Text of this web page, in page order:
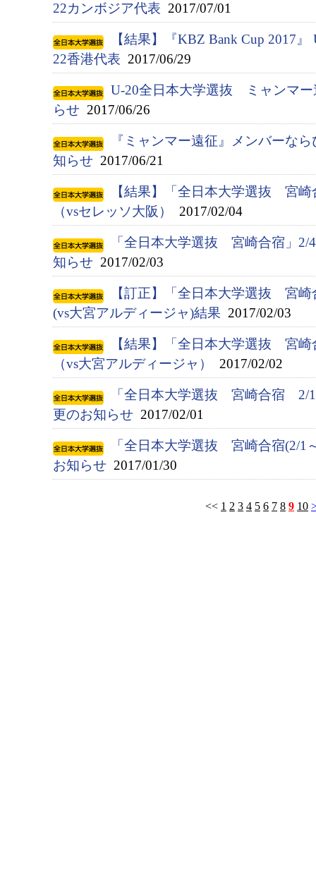
22カンボジア代表 2017/07/01
【結果】『KBZ Bank Cup 2017
22香港代表 2017/06/29
U-20全日本大学選抜 ミャンマ
らせ 2017/06/26
『ミャンマー遠征』メンバーな
知らせ 2017/06/21
【結果】「全日本大学選抜 宮
（vsセレッソ大阪）
2017/02/04
「全日本大学選抜 宮崎合宿」
知らせ 2017/02/03
【訂正】「全日本大学選抜 宮
(vs大宮アルディージャ)結果 2017/02/03
【結果】「全日本大学選抜 宮
（vs大宮アルディージャ）
2017/02/02
「全日本大学選抜 宮崎合宿
更のお知らせ 2017/02/01
「全日本大学選抜 宮崎合宿(2/1
お知らせ 2017/01/30
<< 1 2 3 4 5 6 7 8 9 10